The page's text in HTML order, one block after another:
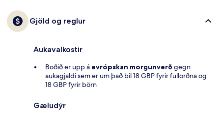
Gjöld og reglur
Aukavalkostir
Boðið er upp á evrópskan morgunverð gegn
aukagjaldi sem er um það bil 18 GBP fyrir fullorðna og
18 GBP fyrir börn
Gæludýr